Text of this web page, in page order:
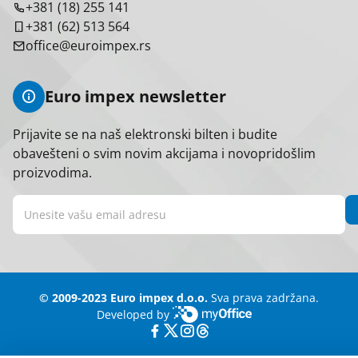
+381 (18) 255 141
+381 (62) 513 564
office@euroimpex.rs
Euro impex newsletter
Prijavite se na naš elektronski bilten i budite
obavešteni o svim novim akcijama i novopridošlim
proizvodima.
© 2009-2023 Euro impex d.o.o. Sva prava zadržana.
Developed by
myOffice